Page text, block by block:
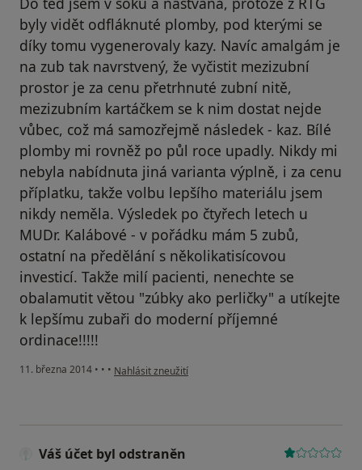
byly vidět odfláknuté plomby, pod kterými se
díky tomu vygenerovaly kazy. Navíc amalgám je
na zub tak navrstvený, že vyčistit mezizubní
prostor je za cenu přetrhnuté zubní nitě,
mezizubním kartáčkem se k nim dostat nejde
vůbec, což má samozřejmě následek - kaz. Bílé
plomby mi rovněž po půl roce upadly. Nikdy mi
nebyla nabídnuta jiná varianta výplně, i za cenu
příplatku, takže volbu lepšího materiálu jsem
nikdy neměla. Výsledek po čtyřech letech u
MUDr. Kalábové - v pořádku mám 5 zubů,
ostatní na předělání s několikatisícovou
investicí. Takže milí pacienti, nenechte se
obalamutit větou "zúbky ako perličky" a utíkejte
k lepšímu zubaři do moderní příjemné
ordinace!!!!!
11. března 2014 • • • podle názoru uživatele Váš účet byl odstraněn
Nahlásit zneužití
Váš účet byl odstraněn